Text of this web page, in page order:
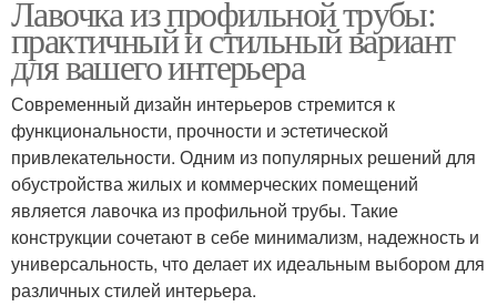
Лавочка из профильной трубы:
практичный и стильный вариант
для вашего интерьера
Современный дизайн интерьеров стремится к
функциональности, прочности и эстетической
привлекательности. Одним из популярных решений для
обустройства жилых и коммерческих помещений
является лавочка из профильной трубы. Такие
конструкции сочетают в себе минимализм, надежность и
универсальность, что делает их идеальным выбором для
различных стилей интерьера.